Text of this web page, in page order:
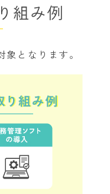
組み例
となります。